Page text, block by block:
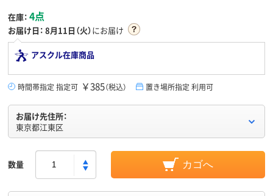
在庫： 4点
お届け日： 8月11日（火）にお届け
アスクル在庫商品
時間帯指定 指定可 ￥385（税込） 置き場所指定 利用可
お届け先住所：
東京都江東区
数量 カゴへ